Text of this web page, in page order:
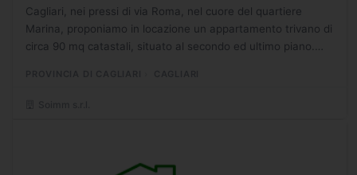
Cagliari, nei pressi di via Roma, nel cuore del quartiere
Marina, proponiamo in locazione un appartamento trivano di
circa 90 mq catastali, situato al secondo ed ultimo piano.